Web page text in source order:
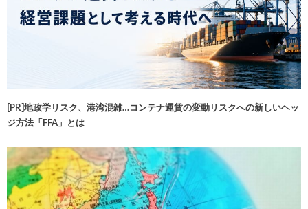
[PR]地政学リスク、港湾混雑…コンテナ運賃の変動リスクへの新しいヘッ
ジ方法「FFA」とは